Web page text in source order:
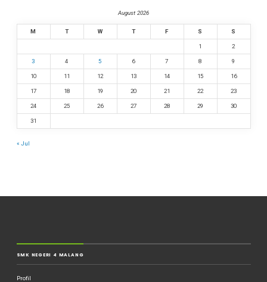
August 2026
M T W T F S S
1 2
3 4 5 6 7 8 9
10 11 12 13 14 15 16
17 18 19 20 21 22 23
24 25 26 27 28 29 30
31
« Jul
SMK NEGERI 4 MALANG
Profil